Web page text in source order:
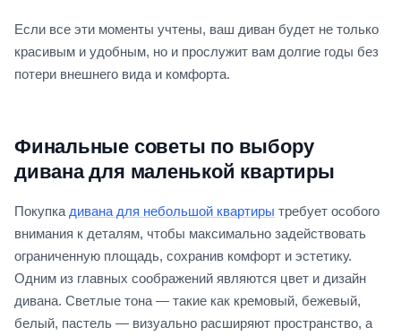
Если все эти моменты учтены, ваш диван будет не только
красивым и удобным, но и прослужит вам долгие годы без
потери внешнего вида и комфорта.
Финальные советы по выбору
дивана для маленькой квартиры
Покупка дивана для небольшой квартиры требует особого
внимания к деталям, чтобы максимально задействовать
ограниченную площадь, сохранив комфорт и эстетику.
Одним из главных соображений являются цвет и дизайн
дивана. Светлые тона — такие как кремовый, бежевый,
белый, пастель — визуально расширяют пространство, а